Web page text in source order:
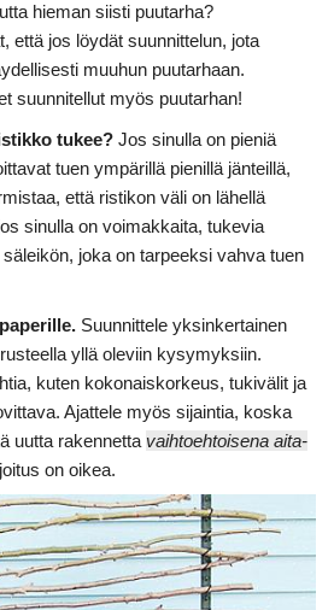
hieman siisti puutarha?
että jos löydät suunnittelun, jota
muuhun puutarhaan.
suunnitellut myös puutarhan!
tukee? Jos sinulla on pieniä
tuen ympärillä pienillä jänteillä,
että ristikon väli on lähellä
sinulla on voimakkaita, tukevia
joka on tarpeeksi vahva tuen
Suunnittele yksinkertainen
yllä oleviin kysymyksiin.
kuten kokonaiskorkeus, tukivälit ja
Ajattele myös sijaintia, koska
uutta rakennetta vaihtoehtoisena aita-
on oikea.